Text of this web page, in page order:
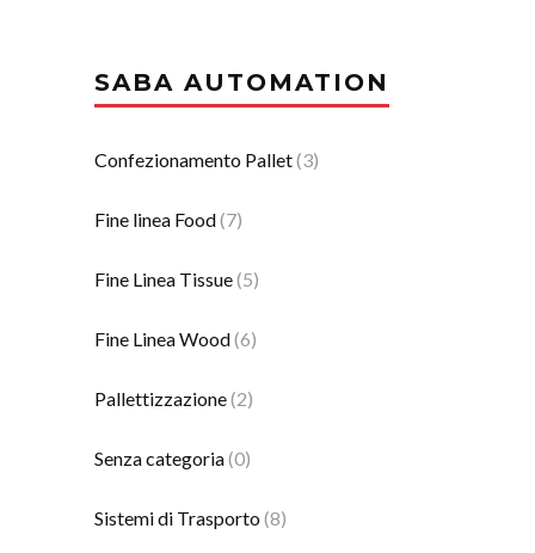
SABA AUTOMATION
Confezionamento Pallet(3)
Fine linea Food(7)
Fine Linea Tissue(5)
Fine Linea Wood(6)
Pallettizzazione(2)
Senza categoria(0)
Sistemi di Trasporto(8)